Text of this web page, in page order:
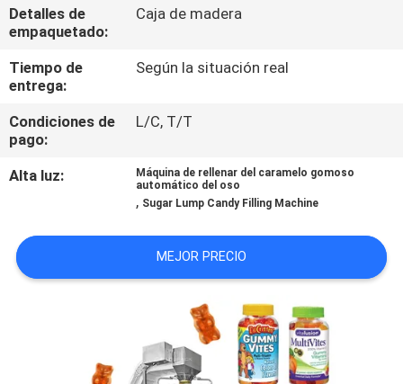
CONTROL
CALIDAD
CONTÁCTENOS
CASOS
PRESUPUESTO
Detalles de
empaquetado:
Caja de madera
Tiempo de
entrega:
Según la situación real
Condiciones de
pago:
L/C, T/T
Alta luz:
Máquina de rellenar del caramelo gomoso
automático del oso
, Sugar Lump Candy Filling Machine
MEJOR PRECIO